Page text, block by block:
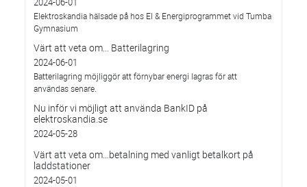
Elektroskandia hälsade på hos El & Energiprogrammet vid Tumba
Gymnasium
Värt att veta om... Batterilagring
2024-06-01
Batterilagring möjliggör att förnybar energi lagras för att
användas senare.
Nu inför vi möjligt att använda BankID på
elektroskandia.se
2024-05-28
Värt att veta om…betalning med vanligt betalkort på
laddstationer
2024-05-01